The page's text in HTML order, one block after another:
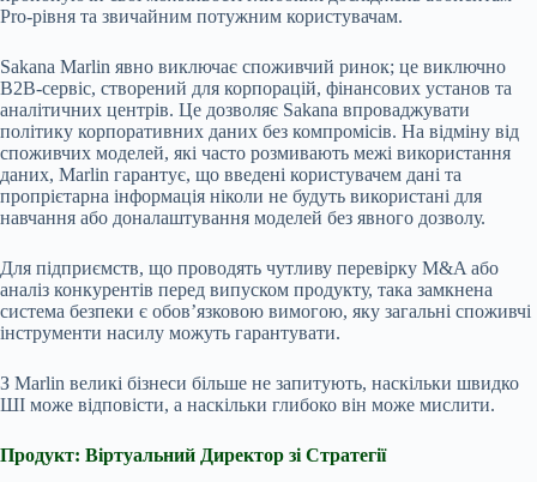
Pro-рівня та звичайним потужним користувачам.
Sakana Marlin явно виключає споживчий ринок; це виключно
B2B-сервіс, створений для корпорацій, фінансових установ та
аналітичних центрів. Це дозволяє Sakana впроваджувати
політику корпоративних даних без компромісів. На відміну від
споживчих моделей, які часто розмивають межі використання
даних, Marlin гарантує, що введені користувачем дані та
пропрієтарна інформація ніколи не будуть використані для
навчання або доналаштування моделей без явного дозволу.
Для підприємств, що проводять чутливу перевірку M&A або
аналіз конкурентів перед випуском продукту, така замкнена
система безпеки є обов’язковою вимогою, яку загальні споживчі
інструменти насилу можуть гарантувати.
З Marlin великі бізнеси більше не запитують, наскільки швидко
ШІ може відповісти, а наскільки глибоко він може мислити.
Продукт: Віртуальний Директор зі Стратегії